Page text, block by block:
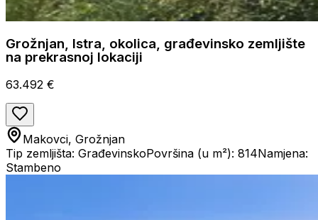
Grožnjan, Istra, okolica, građevinsko zemljište
na prekrasnoj lokaciji
63.492 €
Makovci, Grožnjan
Tip zemljišta: GrađevinskoPovršina (u m²): 814Namjena:
Stambeno